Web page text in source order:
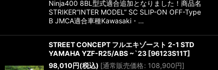
Ninja400 8BL型式適合追加となりました！商品名
STRIKER“INTER MODEL” SC SLIP-ON OFF-Type
B JMCA適合車種Kawasaki・…
STREET CONCEPT フルエキゾースト 2-1 STD
YAMAHA YZF-R25/ABS ~`23 [96123S11T]
98,010円(税込) [通常販売価格: 108,900円]